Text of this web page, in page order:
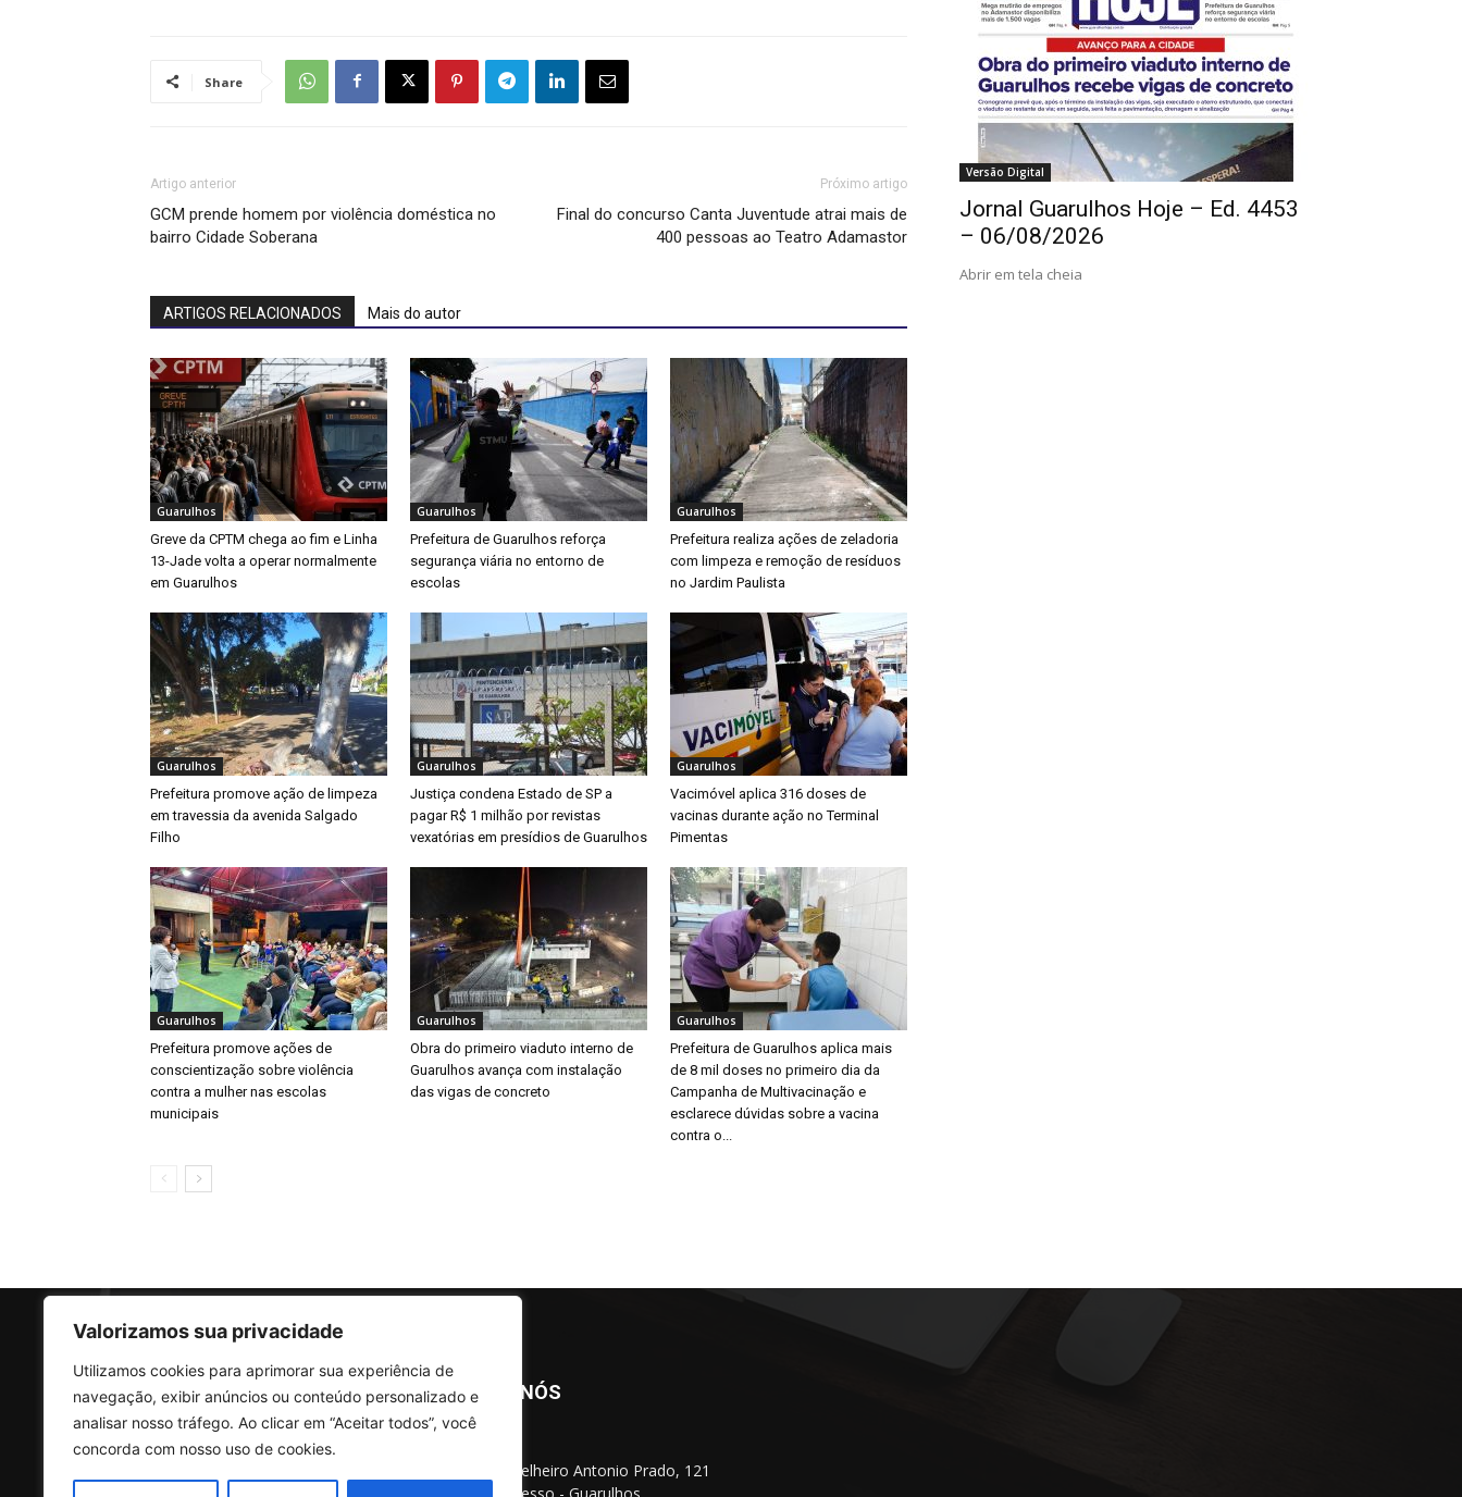
Valorizamos sua privacidade
Utilizamos cookies para aprimorar sua experiência de
navegação, exibir anúncios ou conteúdo personalizado e
analisar nosso tráfego. Ao clicar em “Aceitar todos”, você
concorda com nosso uso de cookies.
Share
Artigo anterior
GCM prende homem por violência doméstica no
bairro Cidade Soberana
Próximo artigo
Final do concurso Canta Juventude atrai mais de
400 pessoas ao Teatro Adamastor
ARTIGOS RELACIONADOS Mais do autor
Guarulhos
Greve da CPTM chega ao fim e Linha
13-Jade volta a operar normalmente
em Guarulhos
Guarulhos
Prefeitura de Guarulhos reforça
segurança viária no entorno de
escolas
Guarulhos
Prefeitura realiza ações de zeladoria
com limpeza e remoção de resíduos
no Jardim Paulista
Guarulhos
Prefeitura promove ação de limpeza
em travessia da avenida Salgado
Filho
Guarulhos
Justiça condena Estado de SP a
pagar R$ 1 milhão por revistas
vexatórias em presídios de Guarulhos
Guarulhos
Vacimóvel aplica 316 doses de
vacinas durante ação no Terminal
Pimentas
Guarulhos
Prefeitura promove ações de
conscientização sobre violência
contra a mulher nas escolas
municipais
Guarulhos
Obra do primeiro viaduto interno de
Guarulhos avança com instalação
das vigas de concreto
Guarulhos
Prefeitura de Guarulhos aplica mais
de 8 mil doses no primeiro dia da
Campanha de Multivacinação e
esclarece dúvidas sobre a vacina
contra o...
Versão Digital
Jornal Guarulhos Hoje – Ed. 4453
– 06/08/2026
Abrir em tela cheia
SOBRE NÓS
Rua Conselheiro Antonio Prado, 121
Vila Progresso - Guarulhos